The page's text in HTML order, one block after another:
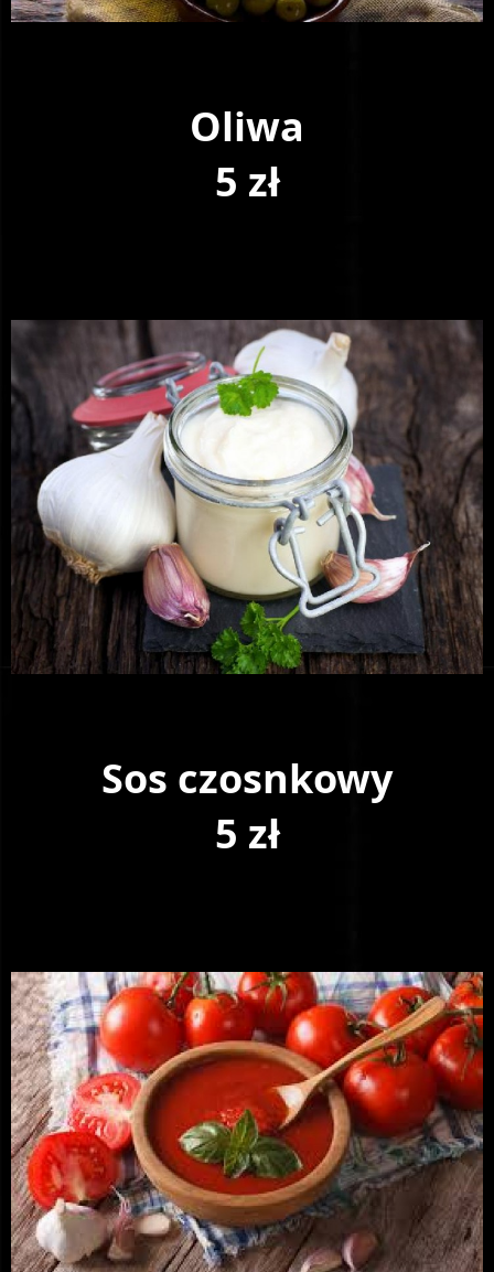
Oliwa
5 zł
Sos czosnkowy
5 zł